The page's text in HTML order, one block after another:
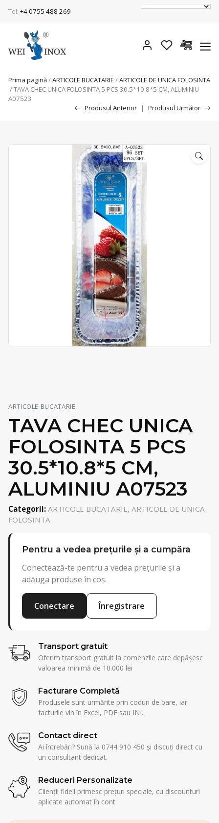
Tel: +4 0755 488 269
Prima pagină/ARTICOLE BUCATARIE /ARTICOLE DE UNICA FOLOSINTA
/ TAVA CHEC UNICA FOLOSINTA 5 PCS 30.5*10.8*5 CM, ALUMINIU
A07523
Produsul Anterior
| Produsul Următor
ARTICOLE BUCATARIE
TAVA CHEC UNICA
FOLOSINTA 5 PCS
30.5*10.8*5 CM,
ALUMINIU A07523
Categorii: ARTICOLE BUCATARIE, ARTICOLE DE UNICA
FOLOSINTA
Pentru a vedea prețurile și a cumpăra
Conectează-te pentru a vedea prețurile și a
adăuga produse în coș.
Conectare Înregistrare
Transport gratuit
Oferim transport gratuit la comenzile care depășesc
valoarea minimă de 10.000 lei
Facturare Completă
Produsele sunt urmărite prin coduri de bare, iar
facturile vin în Excel, PDF sau INI.
Contact direct
Ai întrebări? Sună la 0744 910 450 și discuți direct cu
un consultant dedicat.
Reduceri Personalizate
Clienții fideli primesc prețuri speciale, cu discounturi
aplicate automat în cont